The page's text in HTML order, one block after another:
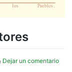
Dejar un comentarioen